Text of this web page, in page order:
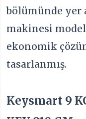
bölümünde yer
makinesi
ekonomik
tasarlanmış.
Keysmart 9